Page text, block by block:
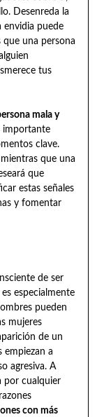
Desenreda la
envidia puede
que una persona
tus
mala y
importante
clave.
que una
que
estas señales
y fomentar
de ser
especialmente
pueden
mujeres
de un
empiezan a
agresiva. A
por cualquier
con más